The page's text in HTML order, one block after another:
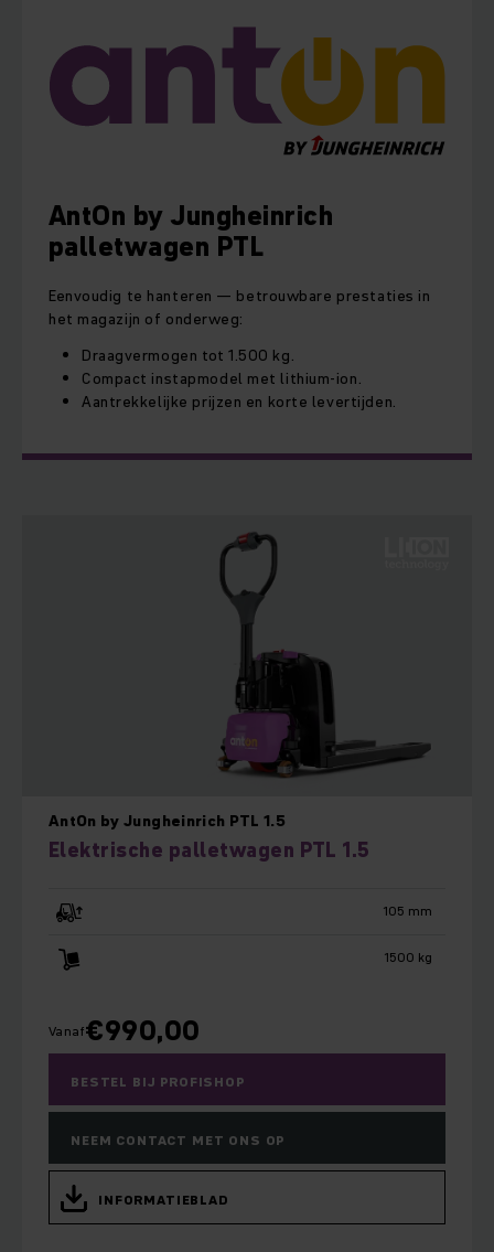
AntOn by Jungheinrich
palletwagen PTL
Eenvoudig te hanteren — betrouwbare prestaties in
het magazijn of onderweg:
Draagvermogen tot 1.500 kg.
Compact instapmodel met lithium-ion.
Aantrekkelijke prijzen en korte levertijden.
AntOn by Jungheinrich PTL 1.5
Elektrische palletwagen PTL 1.5
105 mm
1500 kg
Vanaf€990,00
BESTEL BIJ PROFISHOP
NEEM CONTACT MET ONS OP
INFORMATIEBLAD